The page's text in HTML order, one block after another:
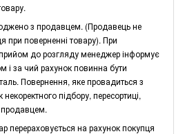
з продавцем. (Продавець не
при поверненні товару). При
до розгляду менеджер інформує
і за чий рахунок повинна бути
Повернення, яке провадиться з
підбору, пересортиці,
перераховується на рахунок покупця